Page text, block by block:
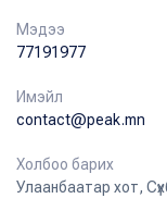
Мэдээ
77191977
Имэйл
contact@peak.mn
Холбоо барих
Улаанбаатар хот,